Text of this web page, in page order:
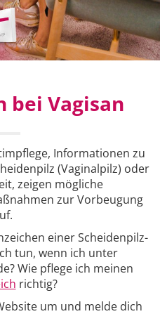
bei Vagisan
Informationen zu
(Vaginalpilz) oder
zeigen mögliche
zur Vorbeugung
einer Scheidenpilz-
tun, wenn ich unter
Wie pflege ich meinen
richtig?
um und melde dich